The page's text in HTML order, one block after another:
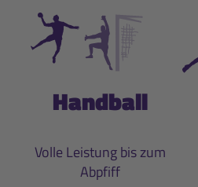
Handball
Volle Leistung bis zum
Abpfiff